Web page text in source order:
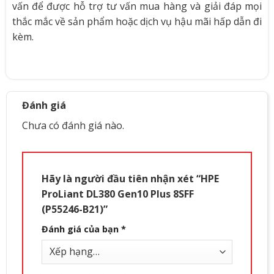
vấn để được hỗ trợ tư vấn mua hàng và giải đáp mọi
thắc mắc về sản phẩm hoặc dịch vụ hậu mãi hấp dẫn đi
kèm.
Đánh giá
Chưa có đánh giá nào.
Hãy là người đầu tiên nhận xét “HPE
ProLiant DL380 Gen10 Plus 8SFF
(P55246-B21)”
Đánh giá của bạn *